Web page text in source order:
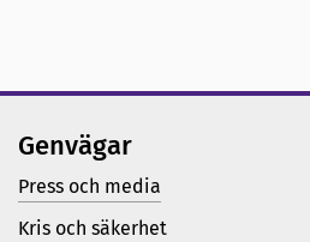
Genvägar
Press och media
Kris och säkerhet